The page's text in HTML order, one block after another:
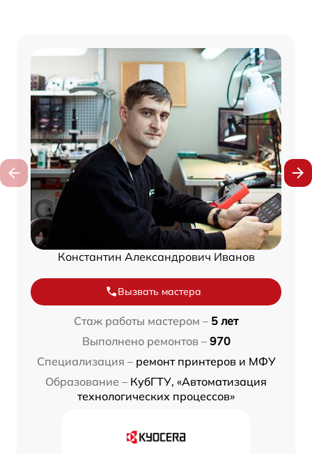
Константин Александрович Иванов
Вызвать мастера
Стаж работы мастером – 5 лет
Выполнено ремонтов – 970
Специализация – ремонт принтеров и МФУ
Образование – КубГТУ, «Автоматизация
технологических процессов»